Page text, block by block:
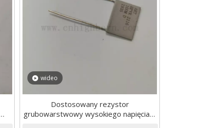
wideo
Dostosowany rezystor
grubowarstwowy wysokiego napięcia o